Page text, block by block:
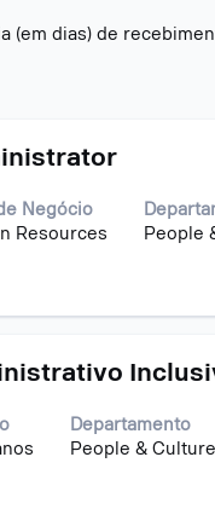
(em dias) de
Negócio
Resources
People
Departamento
People &